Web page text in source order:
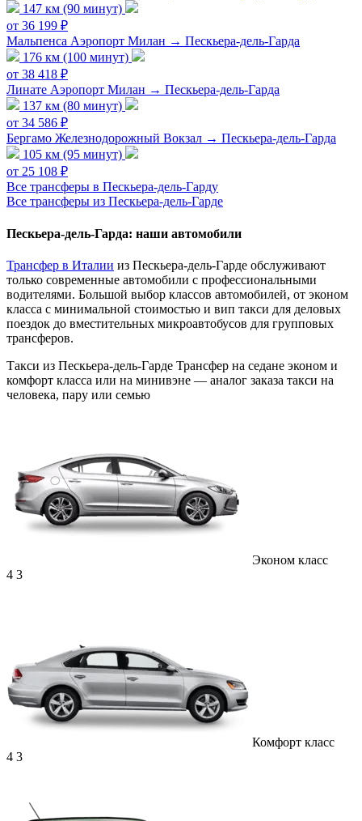
147 км (90 минут)
от 36 199 ₽
Мальпенса Аэропорт Милан → Пескьера-дель-Гарда
176 км (100 минут)
от 38 418 ₽
Линате Аэропорт Милан → Пескьера-дель-Гарда
137 км (80 минут)
от 34 586 ₽
Бергамо Железнодорожный Вокзал → Пескьера-дель-Гарда
105 км (95 минут)
от 25 108 ₽
Все трансферы в Пескьера-дель-Гарду
Все трансферы из Пескьера-дель-Гарде
Пескьера-дель-Гарда: наши автомобили
Трансфер в Италии из Пескьера-дель-Гарде обслуживают
только современные автомобили с профессиональными
водителями. Большой выбор классов автомобилей, от эконом
класса с минимальной стоимостью и вип такси для деловых
поездок до вместительных микроавтобусов для групповых
трансферов.
Такси из Пескьера-дель-Гарде Трансфер на седане эконом и
комфорт класса или на минивэне — аналог заказа такси на
человека, пару или семью
Эконом класс
4 3
Комфорт класс
4 3